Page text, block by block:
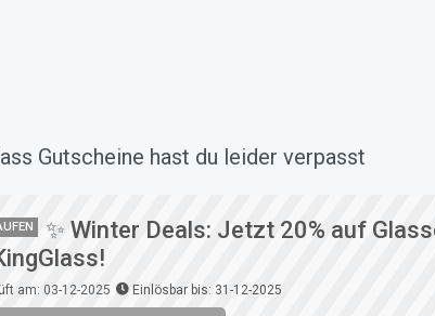
Gutscheine hast du leider verpasst
✨ Winter Deals: Jetzt 20% auf
am: 03-12-2025 Einlösbar bis: 31-12-2025